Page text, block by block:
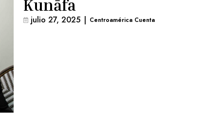
Kunāfa
julio 27, 2025 | Centroamérica Cuenta